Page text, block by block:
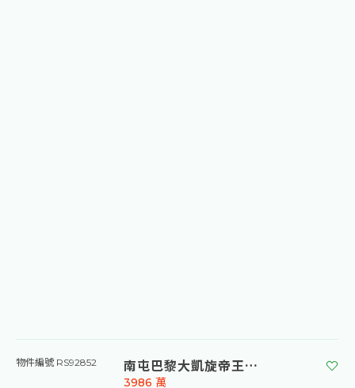
物件編號 RS92852 南屯巴黎大凱旋帝王樓中樓附平車
3986 萬